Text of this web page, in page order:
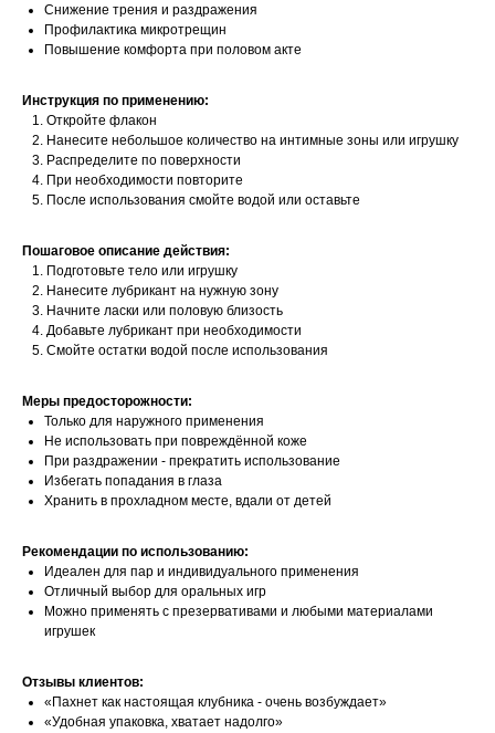
Снижение трения и раздражения
Профилактика микротрещин
Повышение комфорта при половом акте
Инструкция по применению:
Откройте флакон
Нанесите небольшое количество на интимные зоны или игрушку
Распределите по поверхности
При необходимости повторите
После использования смойте водой или оставьте
Пошаговое описание действия:
Подготовьте тело или игрушку
Нанесите лубрикант на нужную зону
Начните ласки или половую близость
Добавьте лубрикант при необходимости
Смойте остатки водой после использования
Меры предосторожности:
Только для наружного применения
Не использовать при повреждённой коже
При раздражении - прекратить использование
Избегать попадания в глаза
Хранить в прохладном месте, вдали от детей
Рекомендации по использованию:
Идеален для пар и индивидуального применения
Отличный выбор для оральных игр
Можно применять с презервативами и любыми материалами
игрушек
Отзывы клиентов:
«Пахнет как настоящая клубника - очень возбуждает»
«Удобная упаковка, хватает надолго»